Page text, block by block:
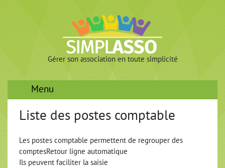
Gérer son association en toute simplicité
Menu
Liste des postes comptable
Les postes comptable permettent de regrouper des
comptesRetour ligne automatique
Ils peuvent faciliter la saisie